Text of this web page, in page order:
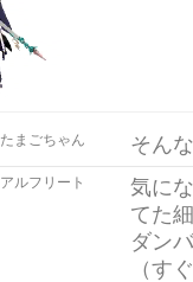
たまごちゃん そん
アルフリート
気に
てた
ダン
（す